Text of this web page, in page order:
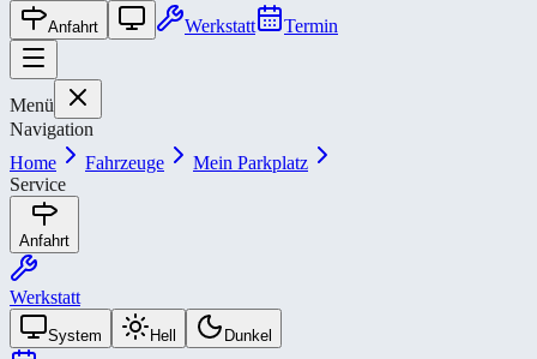
Anfahrt Werkstatt Termin
Menü
Navigation
Home
Fahrzeuge
Mein Parkplatz
Service
Anfahrt
Werkstatt
System Hell Dunkel